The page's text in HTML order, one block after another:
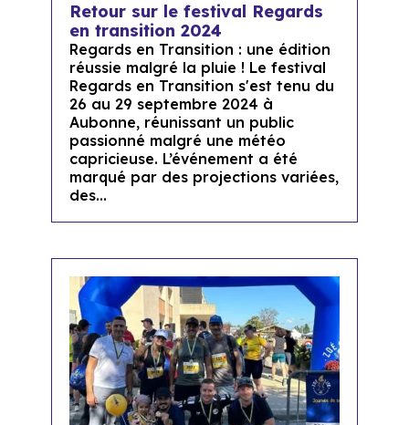
Retour sur le festival Regards
en transition 2024
Regards en Transition : une édition
réussie malgré la pluie ! Le festival
Regards en Transition s'est tenu du
26 au 29 septembre 2024 à
Aubonne, réunissant un public
passionné malgré une météo
capricieuse. L’événement a été
marqué par des projections variées,
des...